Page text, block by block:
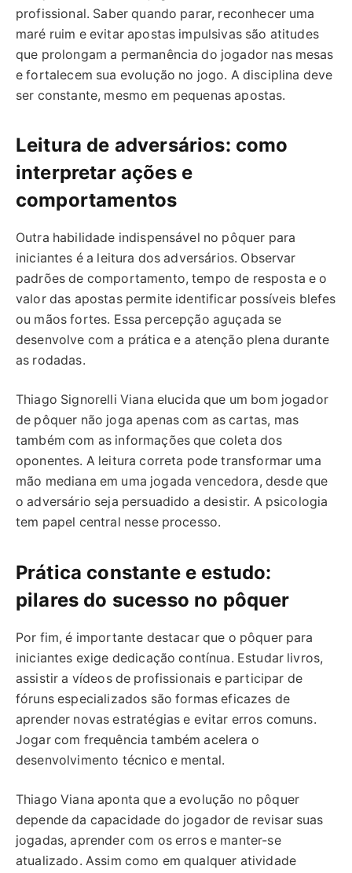
profissional. Saber quando parar, reconhecer uma
maré ruim e evitar apostas impulsivas são atitudes
que prolongam a permanência do jogador nas mesas
e fortalecem sua evolução no jogo. A disciplina deve
ser constante, mesmo em pequenas apostas.
Leitura de adversários: como
interpretar ações e
comportamentos
Outra habilidade indispensável no pôquer para
iniciantes é a leitura dos adversários. Observar
padrões de comportamento, tempo de resposta e o
valor das apostas permite identificar possíveis blefes
ou mãos fortes. Essa percepção aguçada se
desenvolve com a prática e a atenção plena durante
as rodadas.
Thiago Signorelli Viana elucida que um bom jogador
de pôquer não joga apenas com as cartas, mas
também com as informações que coleta dos
oponentes. A leitura correta pode transformar uma
mão mediana em uma jogada vencedora, desde que
o adversário seja persuadido a desistir. A psicologia
tem papel central nesse processo.
Prática constante e estudo:
pilares do sucesso no pôquer
Por fim, é importante destacar que o pôquer para
iniciantes exige dedicação contínua. Estudar livros,
assistir a vídeos de profissionais e participar de
fóruns especializados são formas eficazes de
aprender novas estratégias e evitar erros comuns.
Jogar com frequência também acelera o
desenvolvimento técnico e mental.
Thiago Viana aponta que a evolução no pôquer
depende da capacidade do jogador de revisar suas
jogadas, aprender com os erros e manter-se
atualizado. Assim como em qualquer atividade